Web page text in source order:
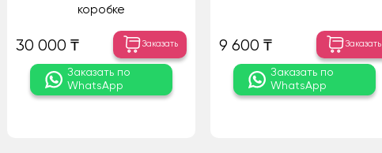
коробке
30 000 ₸ Заказать
Заказать по
WhatsApp
9 600 ₸ Заказать
Заказать по
WhatsApp